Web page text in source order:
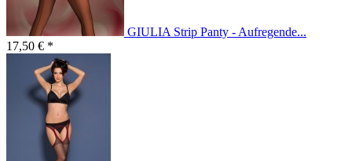
GIULIA Strip Panty - Aufregende...
17,50 € *